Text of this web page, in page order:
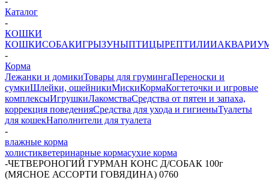
Каталог
-
КОШКИ
КОШКИСОБАКИГРЫЗУНЫПТИЦЫРЕПТИЛИИ
-
Корма
Лежанки и домикиТовары для грумингаПереноски и
сумкиШлейки, ошейникиМискиКормаКогтеточки и игровые
комплексыИгрушкиЛакомстваСредства от пятен и запаха,
коррекция поведенияСредства для ухода и гигиеныТуалеты
для кошекНаполнители для туалета
-
влажные корма
холистикветеринарные кормасухие корма
-ЧЕТВЕРОНОГИЙ ГУРМАН КОНС Д/СОБАК 100г
(МЯСНОЕ АССОРТИ ГОВЯДИНА) 0760